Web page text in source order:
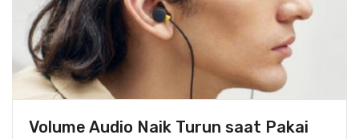
Volume Audio Naik Turun saat Pakai